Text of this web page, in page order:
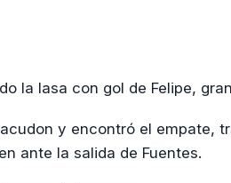
la Iasa con gol de Felipe,
y encontró el empate,
ante la salida de Fuentes.